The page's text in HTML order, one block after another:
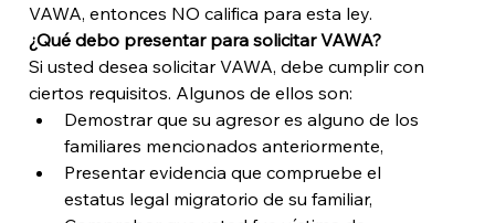
VAWA, entonces NO califica para esta ley.
¿Qué debo presentar para solicitar VAWA?
Si usted desea solicitar VAWA, debe cumplir con
ciertos requisitos. Algunos de ellos son:
Demostrar que su agresor es alguno de los
familiares mencionados anteriormente,
Presentar evidencia que compruebe el
estatus legal migratorio de su familiar,